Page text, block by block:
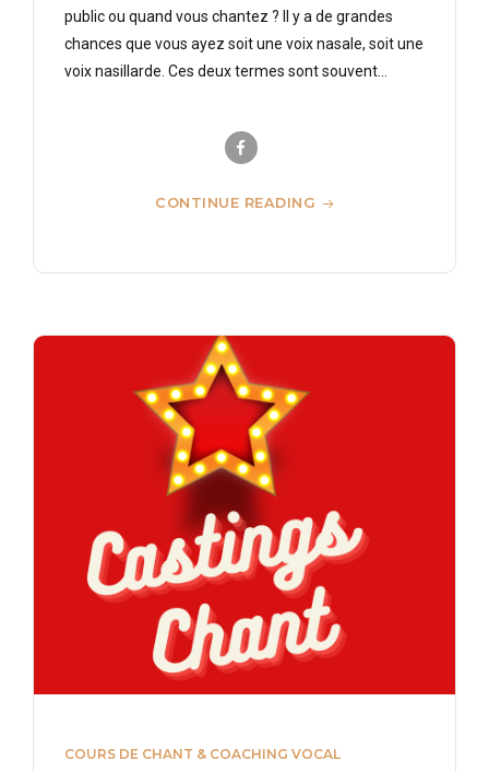
public ou quand vous chantez ? Il y a de grandes
chances que vous ayez soit une voix nasale, soit une
voix nasillarde. Ces deux termes sont souvent...
CONTINUE READING
COURS DE CHANT & COACHING VOCAL